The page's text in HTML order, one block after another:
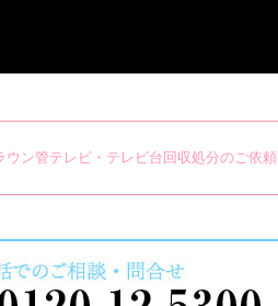
ウン管テレビ・テレビ台回収処分のご依頼